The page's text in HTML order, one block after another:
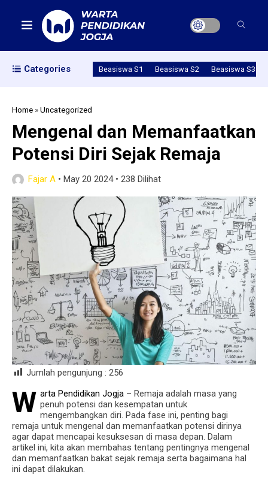
Categories Beasiswa S1 Beasiswa S2 Beasiswa S3
Home »Uncategorized
Mengenal dan Memanfaatkan
Potensi Diri Sejak Remaja
Fajar A • May 20 2024• 238 Dilihat
Jumlah pengunjung : 256
W arta Pendidikan Jogja – Remaja adalah masa yang
penuh potensi dan kesempatan untuk
mengembangkan diri. Pada fase ini, penting bagi
remaja untuk mengenal dan memanfaatkan potensi dirinya
agar dapat mencapai kesuksesan di masa depan. Dalam
artikel ini, kita akan membahas tentang pentingnya mengenal
dan memanfaatkan bakat sejak remaja serta bagaimana hal
ini dapat dilakukan.